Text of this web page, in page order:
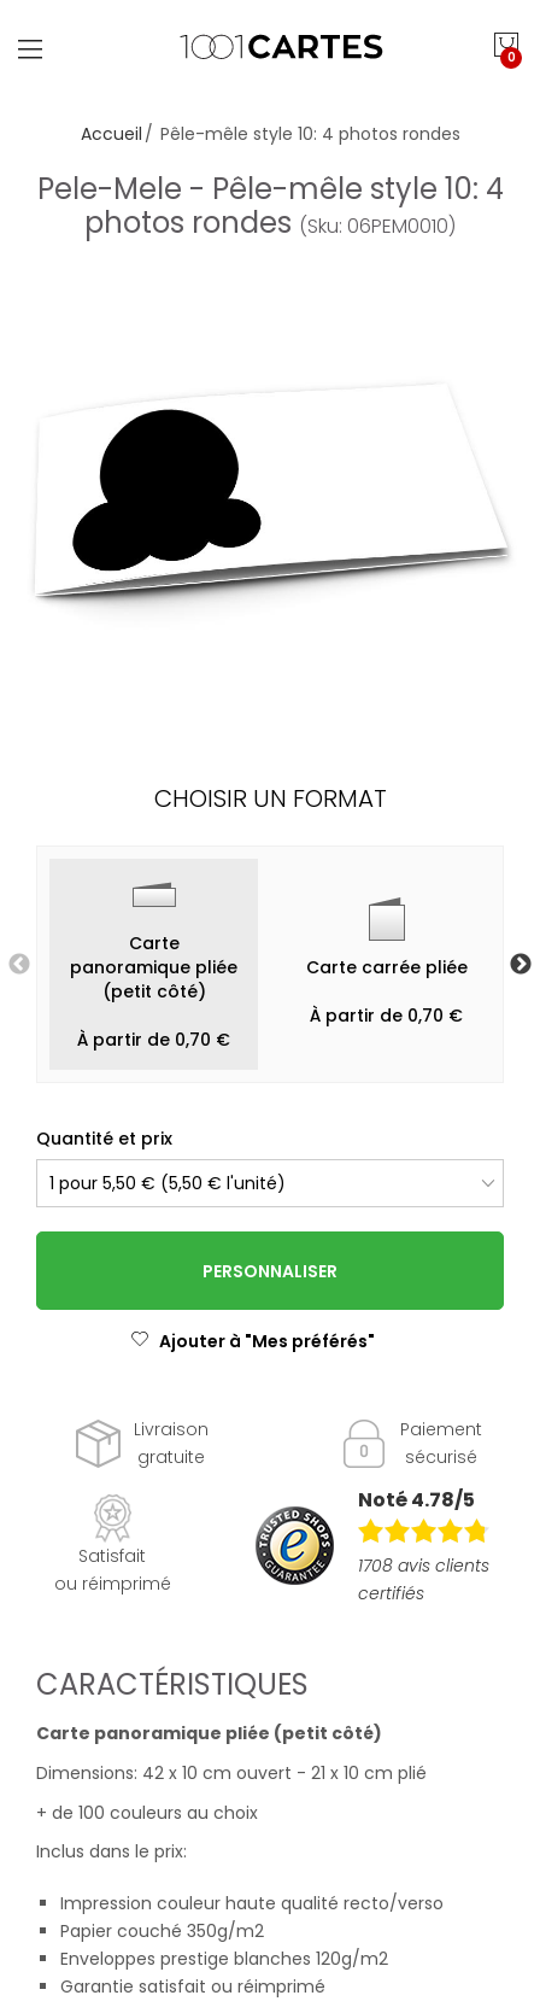
0
Accueil Pêle-mêle style 10: 4 photos rondes
Pele-Mele - Pêle-mêle style 10: 4
photos rondes (Sku: 06PEM0010)
CHOISIR UN FORMAT
Carte
panoramique pliée
(petit côté)
À partir de 0,70 €
Carte carrée pliée
À partir de 0,70 €
Quantité et prix
PERSONNALISER
Ajouter à "Mes préférés"
Livraison
gratuite
Paiement
sécurisé
Satisfait
ou réimprimé
Noté 4.78/5
1708 avis clients
certifiés
CARACTÉRISTIQUES
Carte panoramique pliée (petit côté)
Dimensions: 42 x 10 cm ouvert - 21 x 10 cm plié
+ de 100 couleurs au choix
Inclus dans le prix:
Impression couleur haute qualité recto/verso
Papier couché 350g/m2
Enveloppes prestige blanches 120g/m2
Garantie satisfait ou réimprimé